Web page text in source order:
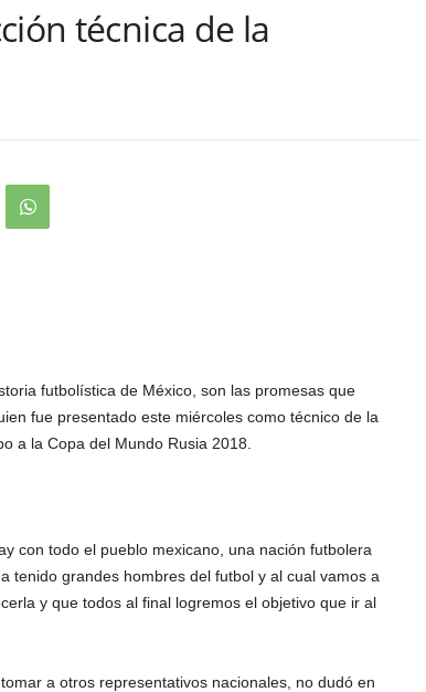
técnica de la
futbolística de México, son las promesas que
fue presentado este miércoles como técnico de la
a la Copa del Mundo Rusia 2018.
con todo el pueblo mexicano, una nación futbolera
tenido grandes hombres del futbol y al cual vamos a
y que todos al final logremos el objetivo que ir al
a otros representativos nacionales, no dudó en